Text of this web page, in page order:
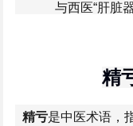
与西医“肝脏
精
精亏是中医术语，